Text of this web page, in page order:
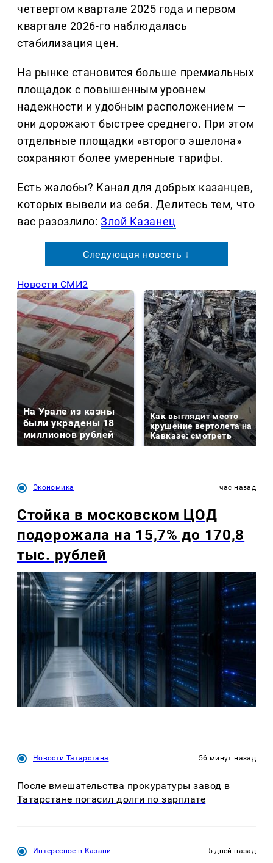
четвертом квартале 2025 года и первом
квартале 2026-го наблюдалась
стабилизация цен.
На рынке становится больше премиальных
площадок с повышенным уровнем
надежности и удобным расположением —
они дорожают быстрее среднего. При этом
отдельные площадки «второго эшелона»
сохраняют более умеренные тарифы.
Есть жалобы? Канал для добрых казанцев,
которых вывели из себя. Делитеcь тем, что
вас разозлило:Злой Казанец
Следующая новость ↓
Новости СМИ2
На Урале из казны
были украдены 18
миллионов рублей
Как выглядит место
крушение вертолета на
Кавказе: смотреть
Экономика час назад
Стойка в московском ЦОД
подорожала на 15,7% до 170,8
тыс. рублей
Новости Татарстана 56 минут назад
После вмешательства прокуратуры завод в
Татарстане погасил долги по зарплате
Интересное в Казани 5 дней назад